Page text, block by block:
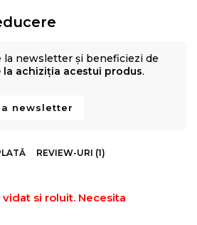
la newsletter și beneficiezi de
la achiziția acestui produs.
newsletter
REVIEW-URI (1)
si roluit. Necesita